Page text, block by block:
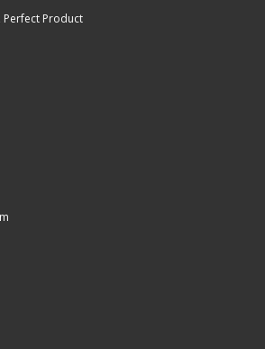
Perfect Product